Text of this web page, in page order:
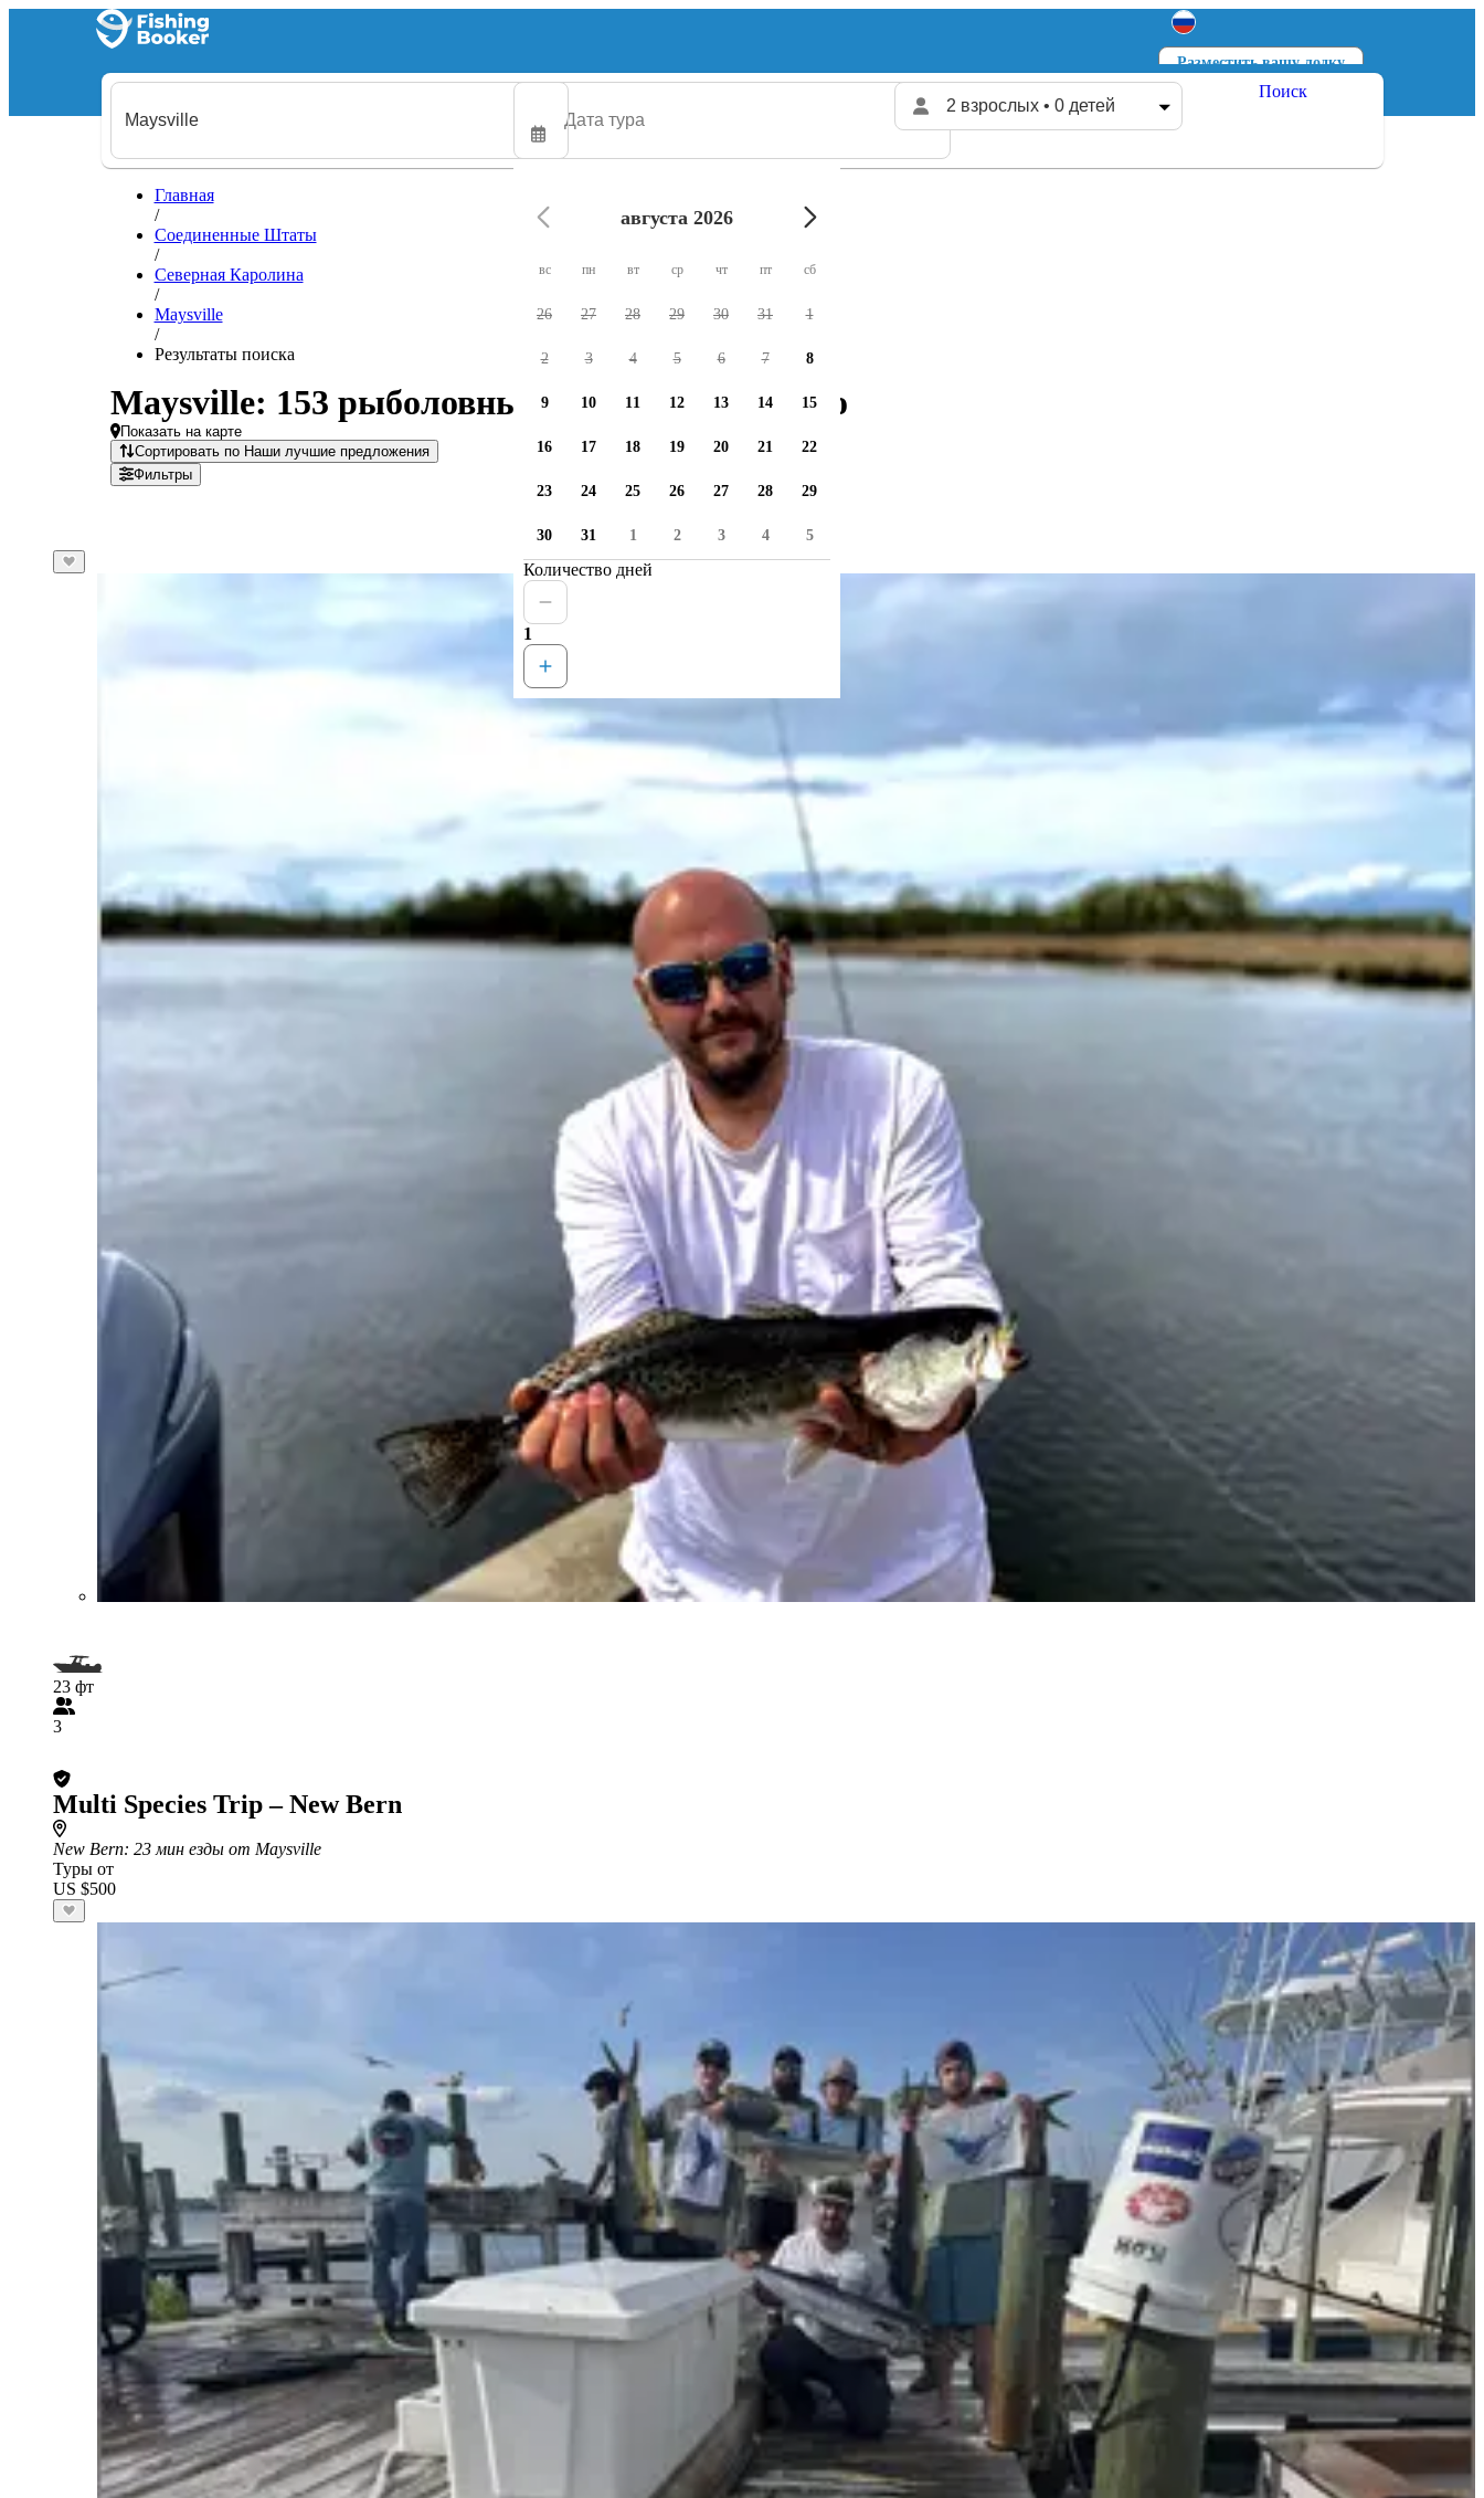
Разместить вашу лодку
Зарегистрироваться
2 взрослых • 0 детей
Поиск
Главная
/
Соединенные Штаты
/
Северная Каролина
/
Maysville
/
Результаты поиска
Maysville: 153 рыболовных чартеров доступно
Показать на карте
Сортировать по Наши лучшие предложения
Фильтры
23 фт
3
Multi Species Trip – New Bern
New Bern: 23 мин езды от Maysville
Туры от
US $500
августа 2026
вс пн вт ср чт пт сб
26 27 28 29 30 31 1
2 3 4 5 6 7 8
9 10 11 12 13 14 15
16 17 18 19 20 21 22
23 24 25 26 27 28 29
30 31 1 2 3 4 5
Количество дней
1